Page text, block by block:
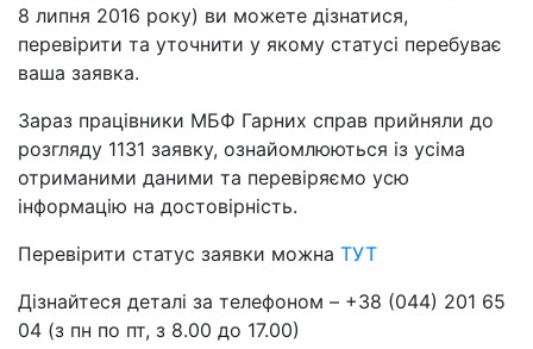
8 липня 2016 року) ви можете дізнатися,
перевірити та уточнити у якому статусі перебуває
ваша заявка.
Зараз працівники МБФ Гарних справ прийняли до
розгляду 1131 заявку, ознайомлюються із усіма
отриманими даними та перевіряємо усю
інформацію на достовірність.
Перевірити статус заявки можна ТУТ
Дізнайтеся деталі за телефоном – +38 (044) 201 65
04 (з пн по пт, з 8.00 до 17.00)